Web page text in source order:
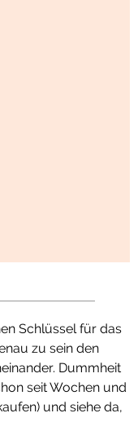
Schlüssel für das
zu sein den
Dummheit
seit Wochen und
und siehe da,